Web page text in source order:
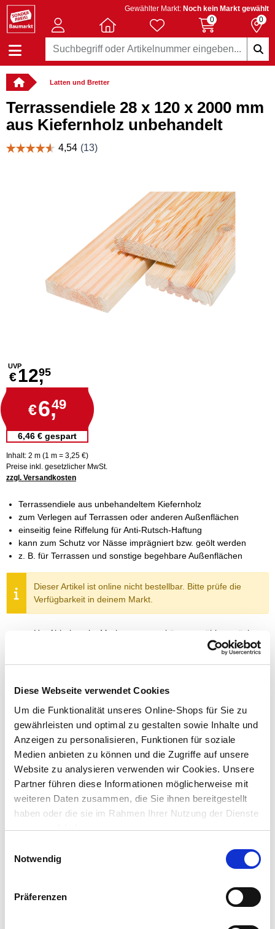
Diese Webseite verwendet Cookies
Um die Funktionalität unseres Online-Shops für Sie zu
gewährleisten und optimal zu gestalten sowie Inhalte und
Anzeigen zu personalisieren, Funktionen für soziale
Medien anbieten zu können und die Zugriffe auf unsere
Website zu analysieren verwenden wir Cookies. Unsere
Partner führen diese Informationen möglicherweise mit
weiteren Daten zusammen, die Sie ihnen bereitgestellt
haben oder die sie im Rahmen Ihrer Nutzung der Dienste
gesammelt haben.
Notwendig
Präferenzen
Gewählter Markt: Noch kein Markt gewählt
0
0
Latten und Bretter
Terrassendiele 28 x 120 x 2000 mm
aus Kiefernholz unbehandelt
UVP
€12,95
€6,49
6,46 € gespart
Inhalt: 2 m (1 m = 3,25 €)
Preise inkl. gesetzlicher MwSt.
zzgl. Versandkosten
Terrassendiele aus unbehandeltem Kiefernholz
zum Verlegen auf Terrassen oder anderen Außenflächen
einseitig feine Riffelung für Anti-Rutsch-Haftung
kann zum Schutz vor Nässe imprägniert bzw. geölt werden
z. B. für Terrassen und sonstige begehbare Außenflächen
Dieser Artikel ist online nicht bestellbar. Bitte prüfe die
Verfügbarkeit in deinem Markt.
Um Abholung im Markt nutzen zu können, wähle zunächst
Menge
In den Warenkorb
Merken
ZUBEHÖR UND PASSENDE ARTIKEL: